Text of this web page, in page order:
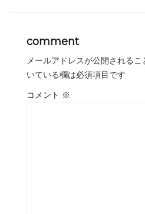
comment
メールアドレスが公開されるこ
いている欄は必須項目です
コメント ※